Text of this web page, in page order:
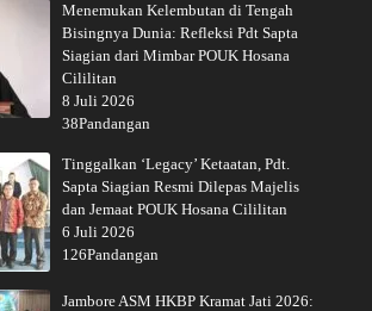
Menemukan Kelembutan di Tengah
Bisingnya Dunia: Refleksi Pdt Sapta
Siagian dari Mimbar POUK Hosana
Cililitan
8 Juli 2026
38Pandangan
Tinggalkan ‘Legacy’ Ketaatan, Pdt.
Sapta Siagian Resmi Dilepas Majelis
dan Jemaat POUK Hosana Cililitan
6 Juli 2026
126Pandangan
Jambore ASM HKBP Kramat Jati 2026: